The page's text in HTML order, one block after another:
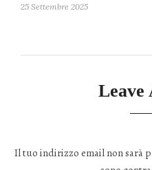
25 Settembre 2025
Leave
Il tuo indirizzo email non sarà